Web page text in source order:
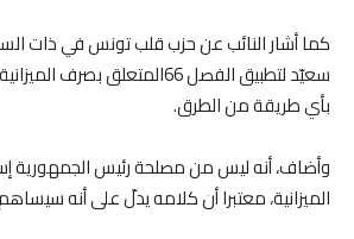
كما أشار النائب عن حزب قلب تونس في ذات
سعيّد لتطبيق الفصل 66المتعلق
بأي طريقة من الطرق.
وأضاف، أنه ليس من مصلحة رئيس الجمهورية
الميزانية، معتبرا أن كلامه يدلّ على أنه